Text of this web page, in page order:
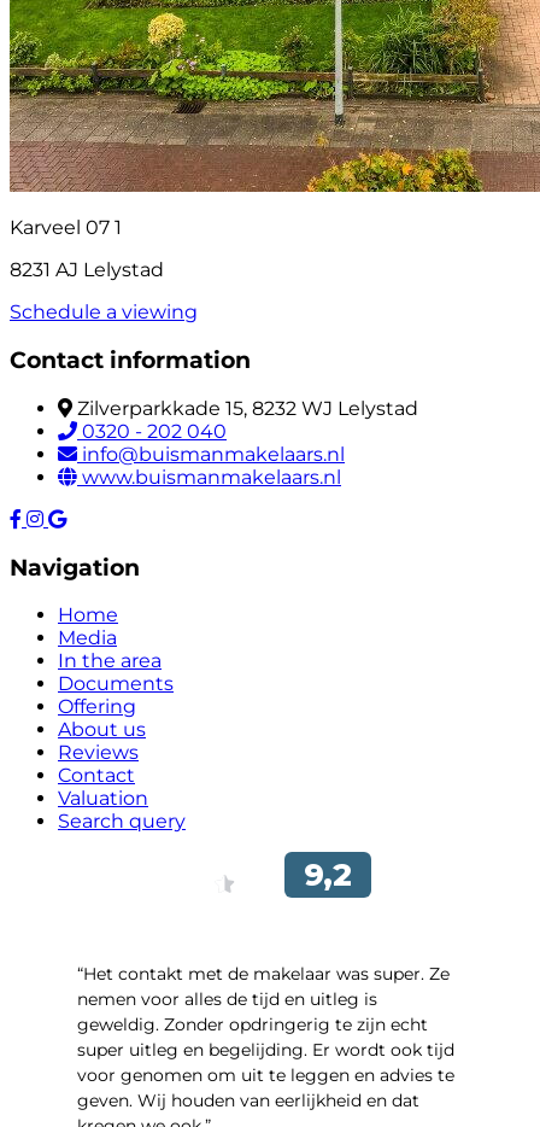
Karveel 07 1
8231 AJ Lelystad
Schedule a viewing
Contact information
Zilverparkkade 15, 8232 WJ Lelystad
0320 - 202 040
info@buismanmakelaars.nl
www.buismanmakelaars.nl
Navigation
Home
Media
In the area
Documents
Offering
About us
Reviews
Contact
Valuation
Search query
“Het contakt met de makelaar was super. Ze
nemen voor alles de tijd en uitleg is
geweldig. Zonder opdringerig te zijn echt
super uitleg en begelijding. Er wordt ook tijd
voor genomen om uit te leggen en advies te
geven. Wij houden van eerlijkheid en dat